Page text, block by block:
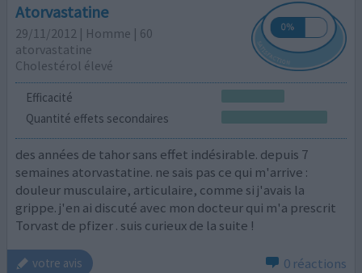
Atorvastatine
29/11/2012 | Homme | 60
atorvastatine
Cholestérol élevé
Efficacité
Quantité effets secondaires
des années de tahor sans effet indésirable. depuis 7
semaines atorvastatine. ne sais pas ce qui m'arrive :
douleur musculaire, articulaire, comme si j'avais la
grippe. j'en ai discuté avec mon docteur qui m'a prescrit
Torvast de pfizer . suis curieux de la suite !
votre avis 0 réactions